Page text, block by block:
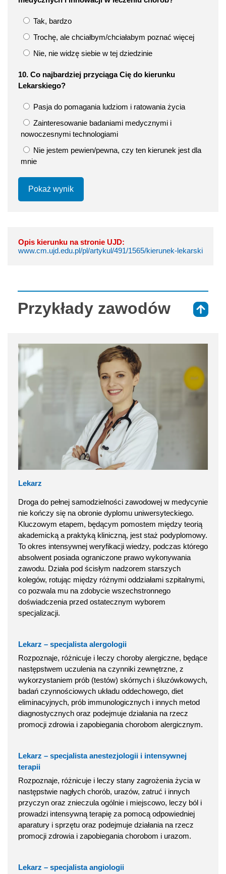
Tak, bardzo
Trochę, ale chciałbym/chciałabym poznać więcej
Nie, nie widzę siebie w tej dziedzinie
10. Co najbardziej przyciąga Cię do kierunku
Lekarskiego?
Pasja do pomagania ludziom i ratowania życia
Zainteresowanie badaniami medycznymi i
nowoczesnymi technologiami
Nie jestem pewien/pewna, czy ten kierunek jest dla
mnie
Pokaż wynik
Opis kierunku na stronie UJD:
www.cm.ujd.edu.pl/pl/artykul/491/1565/kierunek-lekarski
Przykłady zawodów
Lekarz
Droga do pełnej samodzielności zawodowej w medycynie
nie kończy się na obronie dyplomu uniwersyteckiego.
Kluczowym etapem, będącym pomostem między teorią
akademicką a praktyką kliniczną, jest staż podyplomowy.
To okres intensywnej weryfikacji wiedzy, podczas którego
absolwent posiada ograniczone prawo wykonywania
zawodu. Działa pod ścisłym nadzorem starszych
kolegów, rotując między różnymi oddziałami szpitalnymi,
co pozwala mu na zdobycie wszechstronnego
doświadczenia przed ostatecznym wyborem
specjalizacji.
Lekarz – specjalista alergologii
Rozpoznaje, różnicuje i leczy choroby alergiczne, będące
następstwem uczulenia na czynniki zewnętrzne, z
wykorzystaniem prób (testów) skórnych i śluzówkowych,
badań czynnościowych układu oddechowego, diet
eliminacyjnych, prób immunologicznych i innych metod
diagnostycznych oraz podejmuje działania na rzecz
promocji zdrowia i zapobiegania chorobom alergicznym.
Lekarz – specjalista anestezjologii i intensywnej
terapii
Rozpoznaje, różnicuje i leczy stany zagrożenia życia w
następstwie nagłych chorób, urazów, zatruć i innych
przyczyn oraz znieczula ogólnie i miejscowo, leczy ból i
prowadzi intensywną terapię za pomocą odpowiedniej
aparatury i sprzętu oraz podejmuje działania na rzecz
promocji zdrowia i zapobiegania chorobom i urazom.
Lekarz – specjalista angiologii